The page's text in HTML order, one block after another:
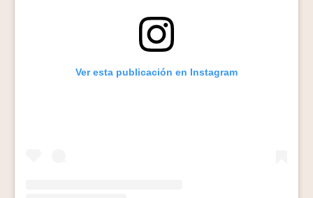
Ver esta publicación en Instagram